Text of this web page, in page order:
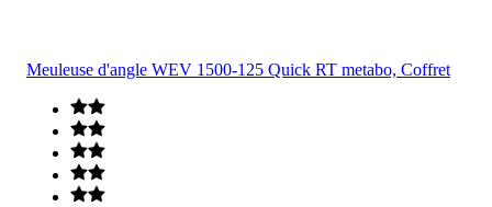
Meuleuse d'angle WEV 1500-125 Quick RT metabo, Coffret